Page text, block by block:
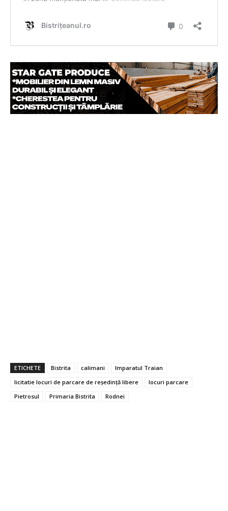
ETICHETE Bistrita calimani
Imparatul Traian
licitatie locuri de parcare de reședință libere
locuri parcare
Pietrosul
Primaria Bistrita Rodnei